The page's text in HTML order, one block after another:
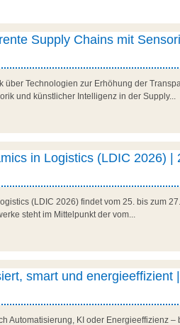
Supply Chains mit
Technologien zur Erhöhung der
und künstlicher Intelligenz in der Supply...
in Logistics (LDIC 2026) |
(LDIC 2026) findet vom 25. bis zum
steht im Mittelpunkt der vom...
smart und energieeffizient
Automatisierung, KI oder Energieeffizienz